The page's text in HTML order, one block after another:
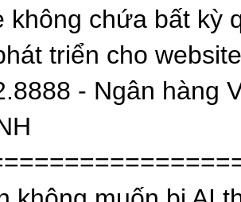
không chứa bất kỳ
triển cho
- Ngân hàng